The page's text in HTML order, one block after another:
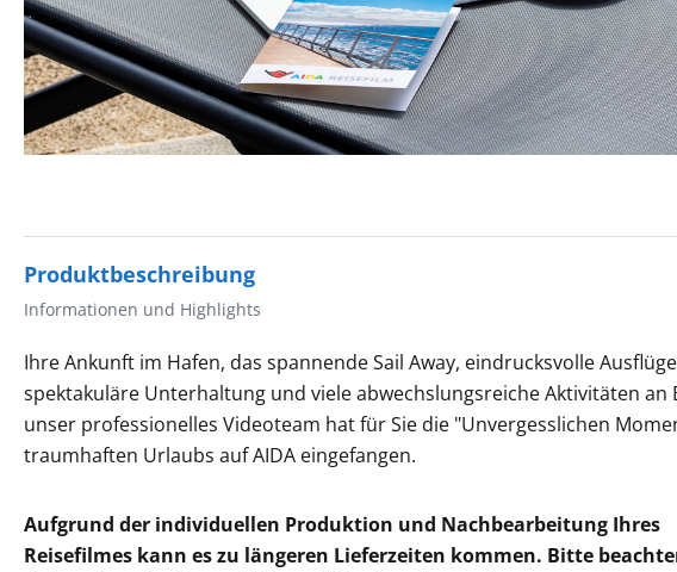
Produktbeschreibung
Informationen und Highlights
Ihre Ankunft im Hafen, das spannende Sail Away, eindrucksvolle
spektakuläre Unterhaltung und viele abwechslungsreiche Aktivitäten an
unser professionelles Videoteam hat für Sie die "Unvergesslichen
traumhaften Urlaubs auf AIDA eingefangen.
Aufgrund der individuellen Produktion und Nachbearbeitung Ihres
Reisefilmes kann es zu längeren Lieferzeiten kommen. Bitte